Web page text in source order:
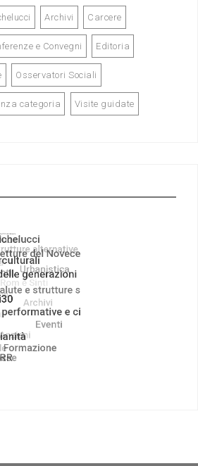
Archivi Carcere
e Convegni Editoria
Osservatori Sociali
categoria Visite guidate